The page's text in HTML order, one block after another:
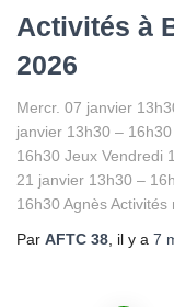
Activités à
2026
Mercr. 07 janvier
janvier 13h30 –
16h30 Jeux Vendredi
21 janvier 13h30 –
16h30 Agnès Activités
Par AFTC 38 , il y a 7